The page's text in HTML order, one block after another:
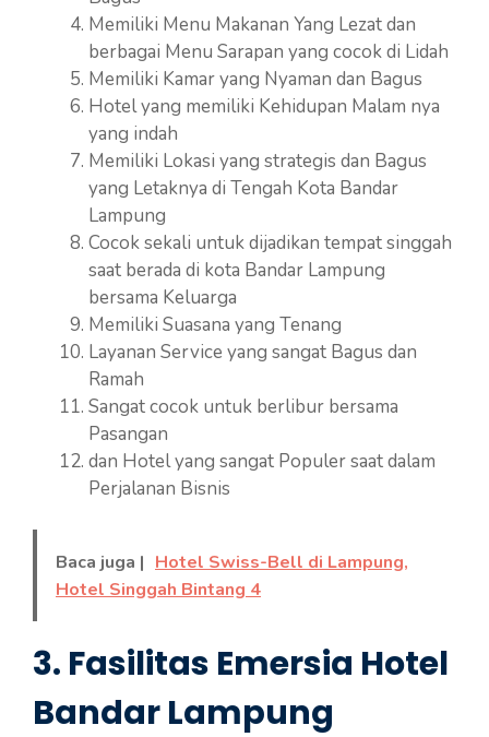
Memiliki Menu Makanan Yang Lezat dan
berbagai Menu Sarapan yang cocok di Lidah
Memiliki Kamar yang Nyaman dan Bagus
Hotel yang memiliki Kehidupan Malam nya
yang indah
Memiliki Lokasi yang strategis dan Bagus
yang Letaknya di Tengah Kota Bandar
Lampung
Cocok sekali untuk dijadikan tempat singgah
saat berada di kota Bandar Lampung
bersama Keluarga
Memiliki Suasana yang Tenang
Layanan Service yang sangat Bagus dan
Ramah
Sangat cocok untuk berlibur bersama
Pasangan
dan Hotel yang sangat Populer saat dalam
Perjalanan Bisnis
Baca juga | Hotel Swiss-Bell di Lampung,
Hotel Singgah Bintang 4
3. Fasilitas Emersia Hotel
Bandar Lampung